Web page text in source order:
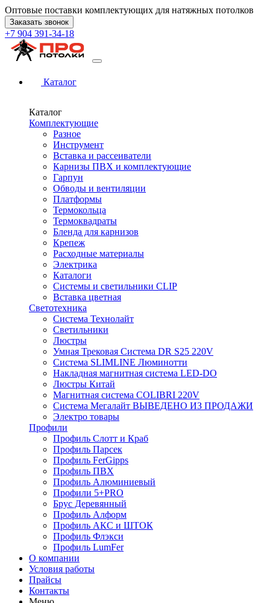
Оптовые поставки комплектующих для натяжных потолков
Заказать звонок
+7 904 391-34-18
Каталог
Каталог
Комплектующие
Разное
Инструмент
Вставка и рассеиватели
Карнизы ПВХ и комплектующие
Гарпун
Обводы и вентиляции
Платформы
Термокольца
Термоквадраты
Бленда для карнизов
Крепеж
Расходные материалы
Электрика
Каталоги
Системы и светильники CLIP
Вставка цветная
Светотехника
Система Технолайт
Светильники
Люстры
Умная Трековая Система DR S25 220V
Система SLIMLINE Люминотти
Накладная магнитная система LED-DO
Люстры Китай
Магнитная система COLIBRI 220V
Система Мегалайт ВЫВЕДЕНО ИЗ ПРОДАЖИ
Электро товары
Профили
Профиль Слотт и Краб
Профиль Парсек
Профиль FerGipps
Профиль ПВХ
Профиль Алюминиевый
Профили 5+PRO
Брус Деревянный
Профиль Алформ
Профиль АКС и ШТОК
Профиль Флэкси
Профиль LumFer
О компании
Условия работы
Прайсы
Контакты